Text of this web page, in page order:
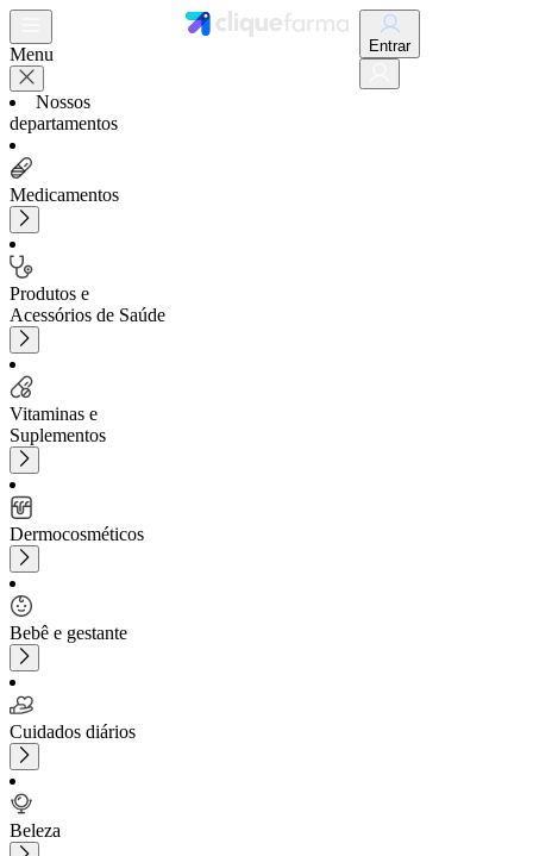
Menu
Nossos
departamentos
Medicamentos
Produtos e
Acessórios de Saúde
Vitaminas e
Suplementos
Dermocosméticos
Bebê e gestante
Cuidados diários
Beleza
Entrar